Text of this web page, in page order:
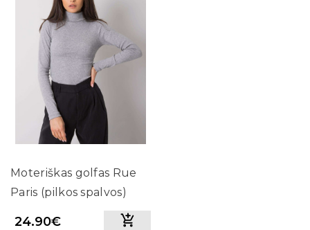
Moteriškas golfas Rue
Paris (pilkos spalvos)
24.90€